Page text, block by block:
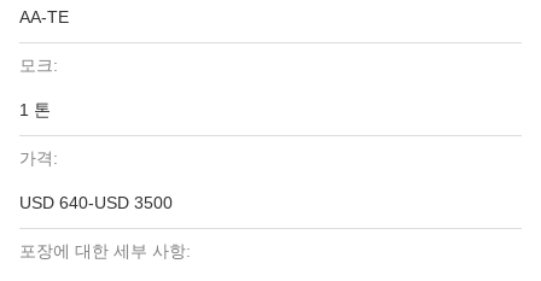
AA-TE
모크:
1 톤
가격:
USD 640-USD 3500
포장에 대한 세부 사항: